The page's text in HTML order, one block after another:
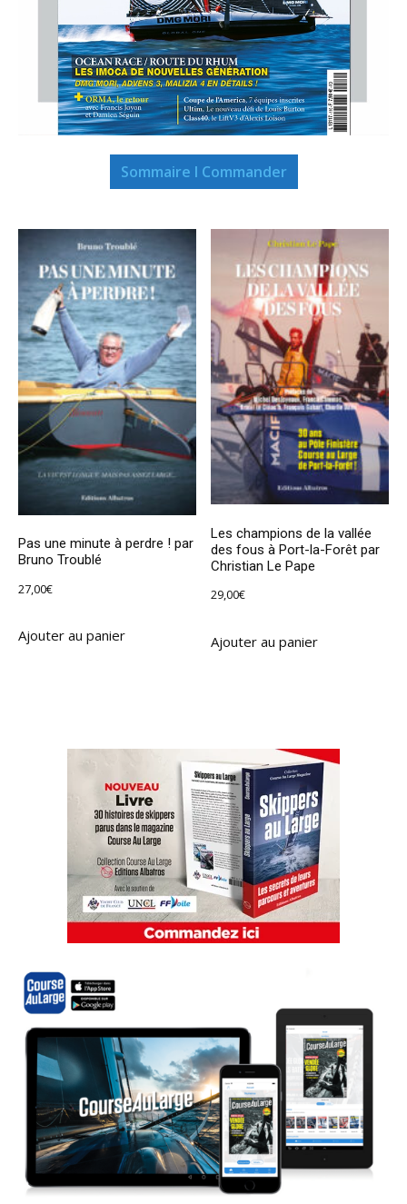
Sommaire I Commander
Pas une minute à perdre ! par
Bruno Troublé
27,00€
Ajouter au panier
Les champions de la vallée
des fous à Port-la-Forêt par
Christian Le Pape
29,00€
Ajouter au panier